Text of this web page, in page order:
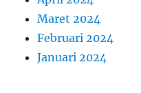
Maret 2024
Februari 2024
Januari 2024